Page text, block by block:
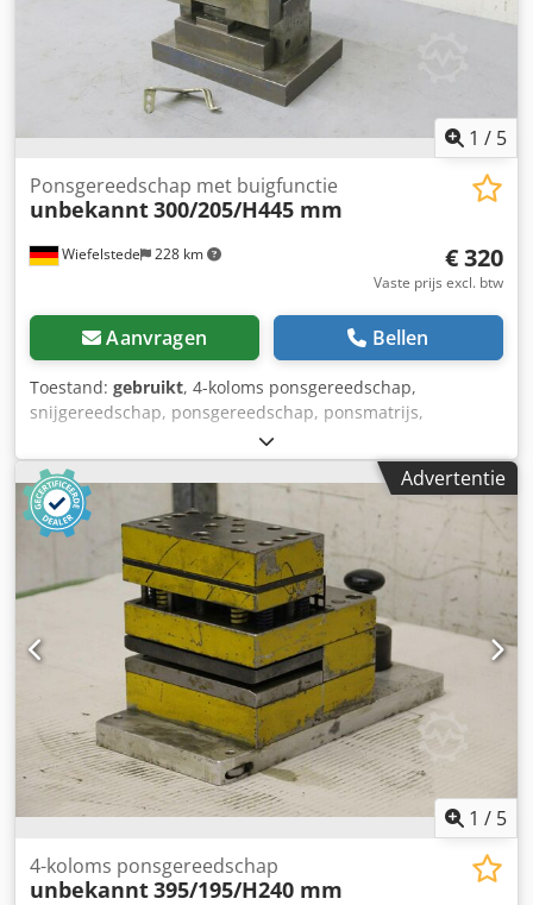
1 / 5
Wiefelstede 228 km
Ponsgereedschap met buigfunctie
unbekannt300/205/H445 mm
€ 320
Vaste prijs excl. btw
Aanvragen Bellen
Toestand: gebruikt, 4-koloms ponsgereedschap,
snijgereedschap, ponsgereedschap, ponsmatrijs,
ponspons, -Ponsmachine met: buigfunctie Djdpsdxnlfjfx
Apvokr -Missie imensions: 300/205/H445 mm -gewicht: 100
kg
Advertentie
1 / 5
4-koloms ponsgereedschap
unbekannt395/195/H240 mm